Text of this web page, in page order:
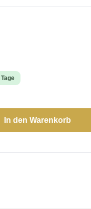
In den Warenkorb